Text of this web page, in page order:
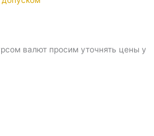
валют просим уточнять цены у